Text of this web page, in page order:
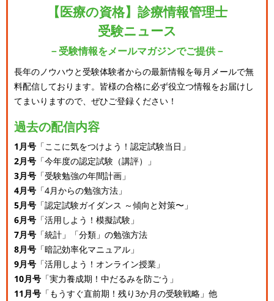
【医療の資格】診療情報管理士
受験ニュース
－受験情報をメールマガジンでご提供－
長年のノウハウと受験体験者からの最新情報を毎月メールで無
料配信しております。 皆様の合格に必ず役立つ情報をお届けし
てまいりますので、ぜひご登録ください！
過去の配信内容
1月号 「ここに気をつけよう！認定試験当日」
2月号 「今年度の認定試験（講評）」
3月号 「受験勉強の年間計画」
4月号 「4月からの勉強方法」
5月号 「認定試験ガイダンス ～傾向と対策〜」
6月号 「活用しよう！模擬試験」
7月号 「統計」「分類」の勉強方法
8月号 「暗記効率化マニュアル」
9月号 「活用しよう！オンライン授業」
10月号 「実力養成期！中だるみを防ごう」
11月号 「もうすぐ直前期！残り3か月の受験戦略」他